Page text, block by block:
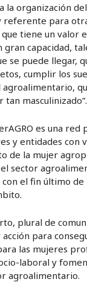
la organización
referente para
tiene un valor
gran capacidad,
se puede llegar,
cumplir los
tan masculinizado”.
es una red
y entidades con
de la mujer
sector
con el fin último
plural de
para
las mujeres
laboral y
agroalimentario.